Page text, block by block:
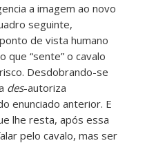
a imagem ao novo
seguinte,
de vista humano
que “sente” o cavalo
Desdobrando-se
des-autoriza
enunciado anterior. E
lhe resta, após essa
pelo cavalo, mas ser